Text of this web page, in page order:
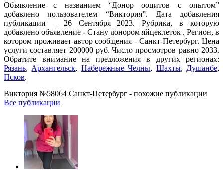
Объявление с названием “Донор ооцитов с опытом”
добавлено пользователем “Виктория”. Дата добавления
публикации – 26 Сентября 2023. Рубрика, в которую
добавлено объявление - Стану донором яйцеклеток . Регион, в
котором проживает автор сообщения - Санкт-Петербург. Цена
услуги составляет 200000 руб. Число просмотров равно 2033.
Обратите внимание на предложения в других регионах:
Рязань, Архангельск, Набережные Челны, Шахты, Душанбе,
Псков.
Виктория №58064 Санкт-Петербург - похожие публикации
Все публикации